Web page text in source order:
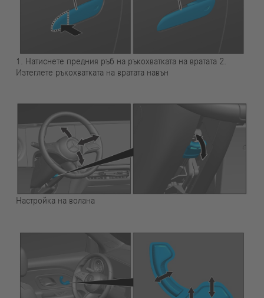
1. Натиснете предния ръб на ръкохватката на вратата 2.
Изтеглете ръкохватката на вратата навън
Настройка на волана